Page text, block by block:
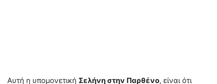
Αυτή η υπομονετική Σελήνη στην Παρθένο, είναι ότι